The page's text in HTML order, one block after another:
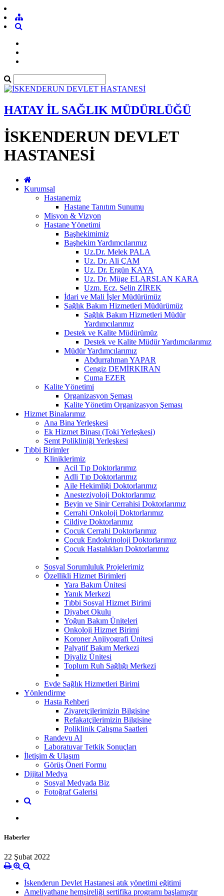
HATAY İL SAĞLIK MÜDÜRLÜĞÜ
İSKENDERUN DEVLET
HASTANESİ
Kurumsal
Hastanemiz
Hastane Tanıtım Sunumu
Misyon & Vizyon
Hastane Yönetimi
Başhekimimiz
Başhekim Yardımcılarımız
Uz.Dr. Melek PALA
Uz. Dr. Ali ÇAM
Uz. Dr. Ergün KAYA
Uz. Dr. Müge ELARSLAN KARA
Uzm. Ecz. Selin ZİREK
İdari ve Mali İşler Müdürümüz
Sağlık Bakım Hizmetleri Müdürümüz
Sağlık Bakım Hizmetleri Müdür
Yardımcılarımız
Destek ve Kalite Müdürümüz
Destek ve Kalite Müdür Yardımcılarımız
Müdür Yardımcılarımız
Abdurrahman YAPAR
Cengiz DEMİRKIRAN
Cuma EZER
Kalite Yönetimi
Organizasyon Şeması
Kalite Yönetim Organizasyon Şeması
Hizmet Binalarımız
Ana Bina Yerleşkesi
Ek Hizmet Binası (Toki Yerleşkesi)
Semt Polikliniği Yerleşkesi
Tıbbi Birimler
Kliniklerimiz
Acil Tıp Doktorlarımız
Adli Tıp Doktorlarımız
Aile Hekimliği Doktorlarımız
Anesteziyoloji Doktorlarımız
Beyin ve Sinir Cerrahisi Doktorlarımız
Cerrahi Onkoloji Doktorlarımız
Cildiye Doktorlarımız
Çocuk Cerrahi Doktorlarımız
Çocuk Endokrinoloji Doktorlarımız
Çocuk Hastalıkları Doktorlarımız
Sosyal Sorumluluk Projelerimiz
Özellikli Hizmet Birimleri
Yara Bakım Ünitesi
Yanık Merkezi
Tıbbi Sosyal Hizmet Birimi
Diyabet Okulu
Yoğun Bakım Üniteleri
Onkoloji Hizmet Birimi
Koroner Anjiyografi Ünitesi
Palyatif Bakım Merkezi
Diyaliz Ünitesi
Toplum Ruh Sağlığı Merkezi
Evde Sağlık Hizmetleri Birimi
Yönlendirme
Hasta Rehberi
Ziyaretçilerimizin Bilgisine
Refakatçilerimizin Bilgisine
Poliklinik Çalışma Saatleri
Randevu Al
Laboratuvar Tetkik Sonuçları
İletişim & Ulaşım
Görüş Öneri Formu
Dijital Medya
Sosyal Medyada Biz
Fotoğraf Galerisi
Haberler
22 Şubat 2022
İskenderun Devlet Hastanesi atık yönetimi eğitimi
Ameliyathane hemşireliği sertifika programı başlamıştır